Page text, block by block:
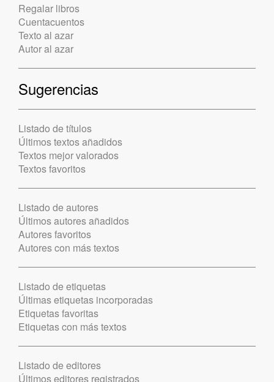
Regalar libros
Cuentacuentos
Texto al azar
Autor al azar
Sugerencias
Listado de títulos
Últimos textos añadidos
Textos mejor valorados
Textos favoritos
Listado de autores
Últimos autores añadidos
Autores favoritos
Autores con más textos
Listado de etiquetas
Últimas etiquetas incorporadas
Etiquetas favoritas
Etiquetas con más textos
Listado de editores
Últimos editores registrados